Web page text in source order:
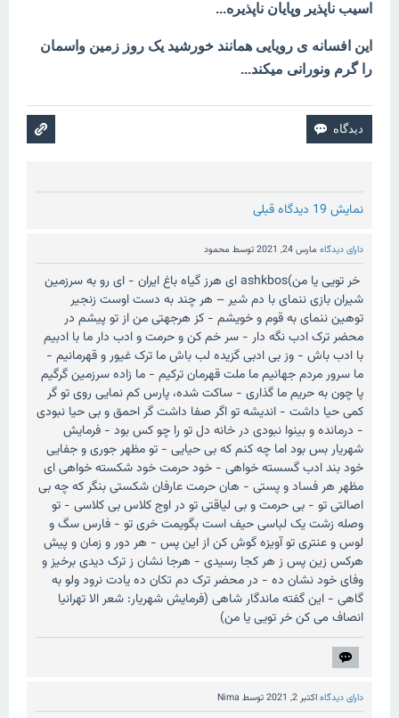
اسیب ناپذیر وپایان ناپذیره...
این افسانه ی رویایی همانند خورشید یک روز زمین واسمان
را گرم ونورانی میکند...
نمایش 19 دیدگاه قبلی
دارای دیدگاه مارس 24, 2021 توسط محمود
خر تویی یا من)ashkbos ای هرز گیاه باغ ایران - ای رو به سرزمین
شیران بازی ننمای با دم شیر – هر چند به دست اوست زنجیر
توهین ننمای به قوم و خویشم - کز هرجهتی من از تو پیشم در
محضر ترک ادب نگه دار - سر خم کن و حرمت و ادب دار ما با ادبیم
با ادب باش - وز بی ادبی گزیده لب باش ما ترک غیور و قهرمانیم -
ما سرور مردم جهانیم ما ملت قهرمان ترکیم - ما زاده سرزمین گرگیم
پا چون به حریم ما گذاری - ساکت شده، پارس کم نمایی روی تو گر
کمی حیا داشت - اندیشه تو اگر صفا داشت گر احمق و بی حیا نبودی
- درمانده و بینوا نبودی در خانه دل تو را چو کس بود - فرمایش
شهریار بس بود اما چه کنم که بی حیایی - تو مظهر جوری و جفایی
خود بند ادب گسسته خواهی - خود حرمت خود شکسته خواهی ای
مظهر هر فساد و پستی - هان حرمت عارفان شکستی بنگر که چه بی
اصالتی تو - بی حرمت و بی لیاقتی تو در اوج کلاس بی کلاسی - تو
وصله زشت یک لباسی حیف است بگویمت خری تو - فارس سگ و
لوس و عنتری تو آویزه گوش کن از این پس - هر دور و زمان و پیش
هرکس زین پس ز هر کجا رسیدی - هرجا نشان ز ترک دیدی برخیز و
وفای خود نشان ده - در محضر ترک دم تکان ده یادت نرود ولو به
گاهی - این گفته ماندگار شاهی (فرمایش شهریار: شعر الا تهرانیا
انصاف می کن خر تویی یا من)
دارای دیدگاهاکتبر 2, 2021 توسط Nima